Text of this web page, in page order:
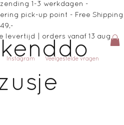
1-3 werkdagen -
pick-up point - Free Shipping
levertijd | orders vanaf 13 aug
Instagram Veelgestelde vragen